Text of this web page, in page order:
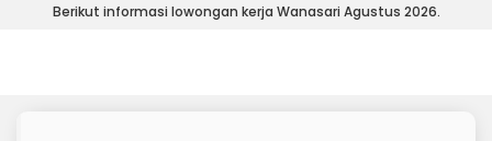
Berikut informasi lowongan kerja Wanasari Agustus 2026.